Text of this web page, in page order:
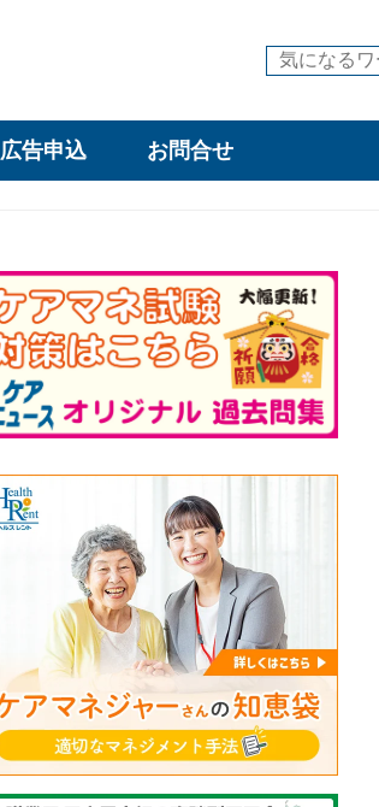
広告申込 お問合せ